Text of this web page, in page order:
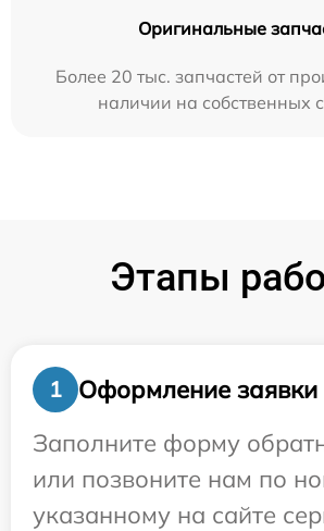
Оригинальные
Более 20 тыс. запчастей от
наличии на собственных
Этапы
1
Оформление заявки
Заполните форму
или позвоните нам по
указанному на сайте